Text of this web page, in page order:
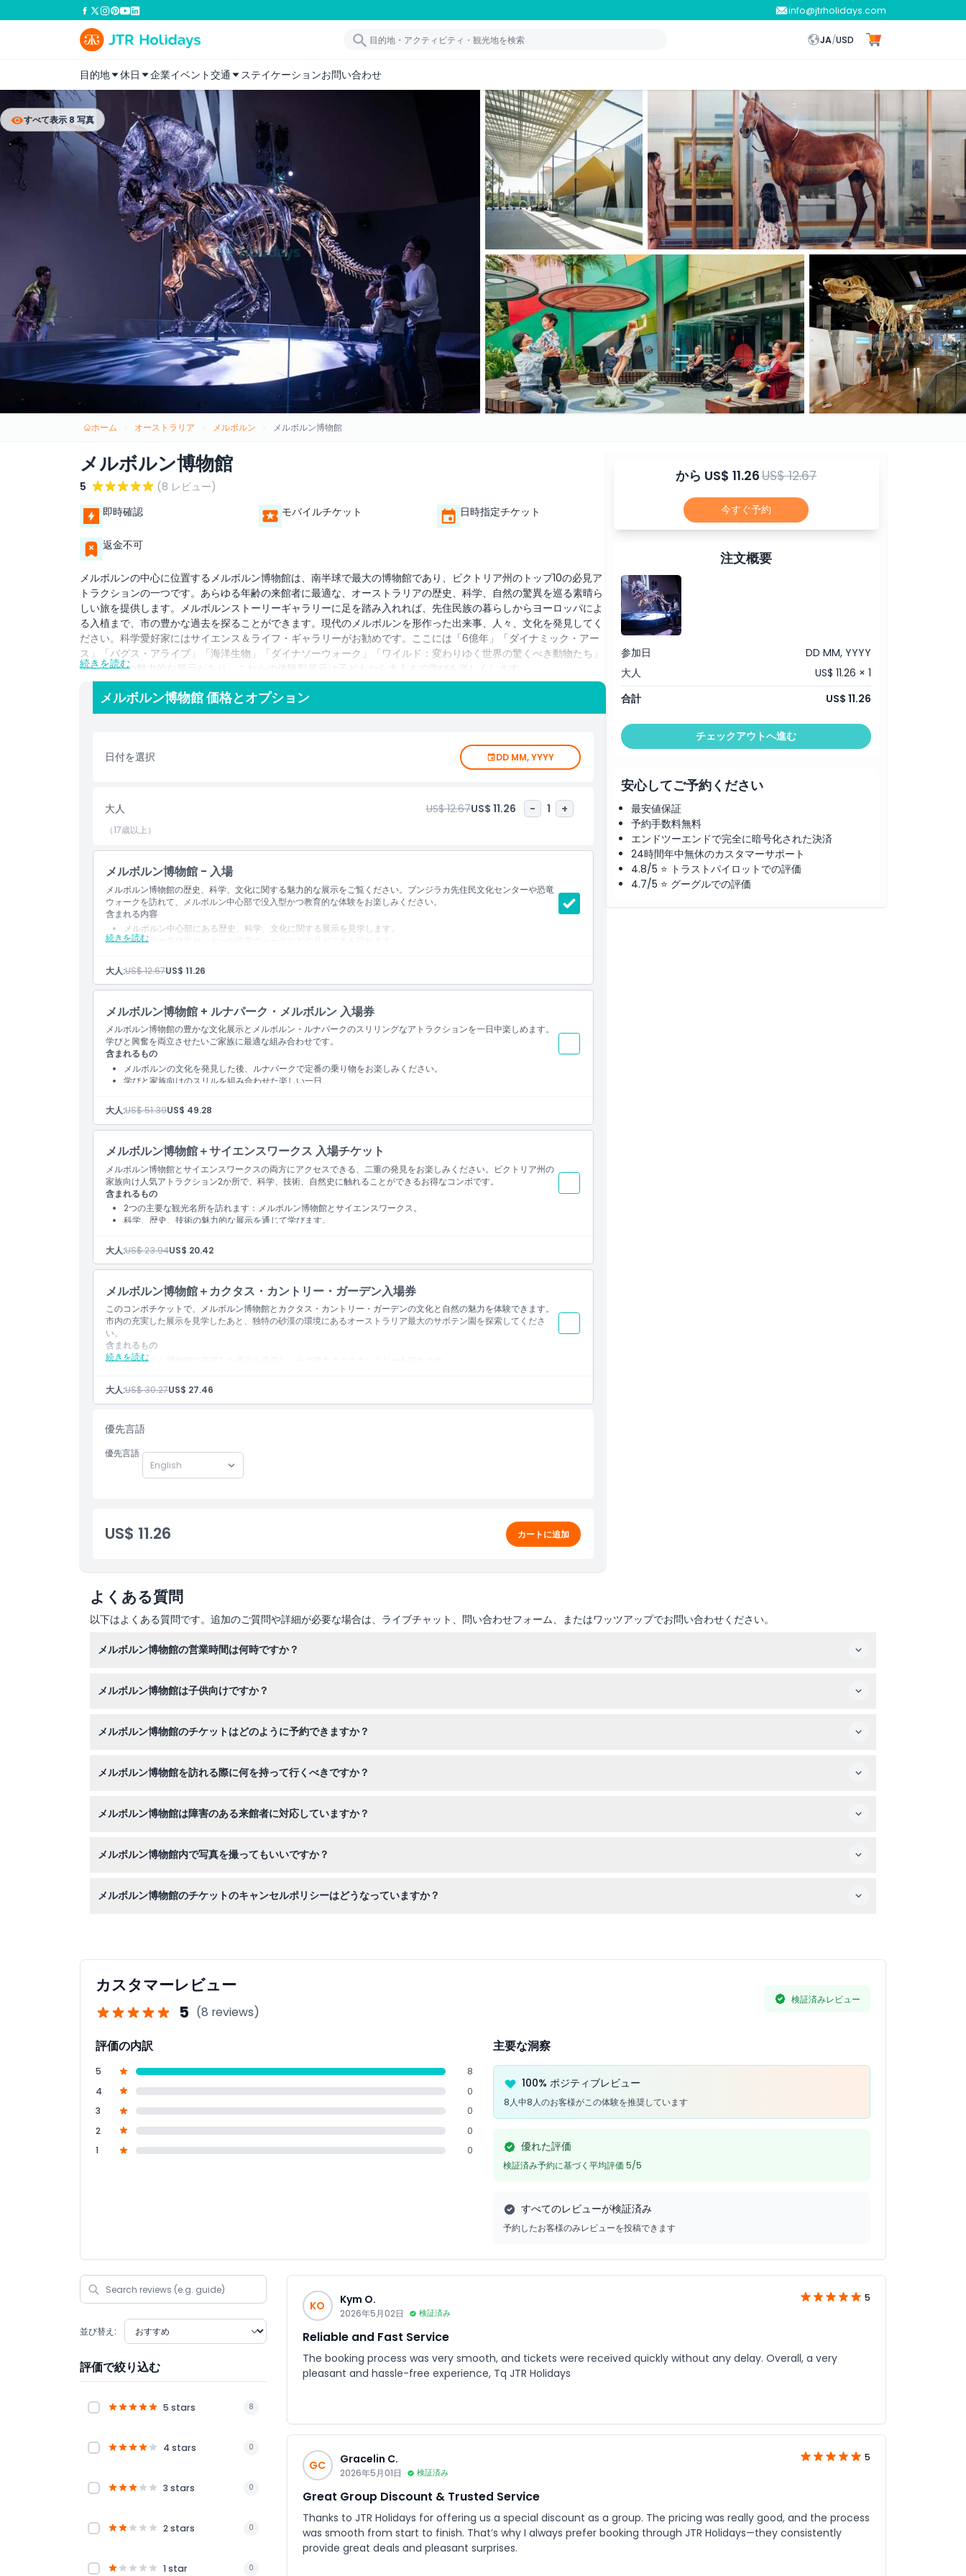
info@jtrholidays.com
JA/USD
目的地 休日 企業イベント交通 ステイケーションお問い合わせ
すべて表示 8 写真
ホーム オーストラリア メルボルン メルボルン博物館
メルボルン博物館
5
(8 レビュー)
即時確認
モバイルチケット 日時指定チケット
返金不可
メルボルンの中心に位置するメルボルン博物館は、南半球で最大の博物館であり、ビクトリア州のトップ10の必見ア
トラクションの一つです。あらゆる年齢の来館者に最適な、オーストラリアの歴史、科学、自然の驚異を巡る素晴ら
しい旅を提供します。メルボルンストーリーギャラリーに足を踏み入れれば、先住民族の暮らしからヨーロッパによ
る入植まで、市の豊かな過去を探ることができます。現代のメルボルンを形作った出来事、人々、文化を発見してく
ださい。科学愛好家にはサイエンス＆ライフ・ギャラリーがお勧めです。ここには「6億年」「ダイナミック・アー
ス」「バグス・アライブ」「海洋生物」「ダイナソーウォーク」「ワイルド：変わりゆく世界の驚くべき動物たち」
という6つの魅力的な展示があり、これらの体験型展示は子どもから大人まで学びを楽しくします。
博物館のハイライトの一つは、土地の伝統的所有者であるブーンウルン族とウォイウォルン族と共に作られたブンジ
ラカ・アボリジニ文化センターです。この没入型の空間は先住民族文化を称え、オーストラリアのファーストネーシ
含まれるもの
子供／大人ポリシー
除外事項
対象外
営業時間
注意事項
場所
行き方
引換方法
キャンセルポリシー
続きを読む
メルボルン博物館 価格とオプション
日付を選択 DD MM, YYYY
大人 US$ 12.67US$ 11.26 - 1 +
（17歳以上）
メルボルン博物館 - 入場
メルボルン博物館の歴史、科学、文化に関する魅力的な展示をご覧ください。ブンジラカ先住民文化センターや恐竜
ウォークを訪れて、メルボルン中心部で没入型かつ教育的な体験をお楽しみください。
続きを読む
含まれる内容
メルボルン中心部にある歴史、科学、文化に関する展示を見学します。
ブンジラカ先住民センターや恐竜ウォークなどの見どころを訪れます。
大人:US$ 12.67US$ 11.26
メルボルン博物館 + ルナパーク・メルボルン 入場券
メルボルン博物館の豊かな文化展示とメルボルン・ルナパークのスリリングなアトラクションを一日中楽しめます。
学びと興奮を両立させたいご家族に最適な組み合わせです。
含まれるもの
メルボルンの文化を発見した後、ルナパークで定番の乗り物をお楽しみください。
学びと家族向けのスリルを組み合わせた楽しい一日。
大人:US$ 51.39US$ 49.28
メルボルン博物館＋サイエンスワークス 入場チケット
メルボルン博物館とサイエンスワークスの両方にアクセスできる、二重の発見をお楽しみください。ビクトリア州の
家族向け人気アトラクション2か所で、科学、技術、自然史に触れることができるお得なコンボです。
含まれるもの
2つの主要な観光名所を訪れます：メルボルン博物館とサイエンスワークス。
科学、歴史、技術の魅力的な展示を通じて学びます。
大人:US$ 23.94US$ 20.42
メルボルン博物館＋カクタス・カントリー・ガーデン入場券
このコンボチケットで、メルボルン博物館とカクタス・カントリー・ガーデンの文化と自然の魅力を体験できます。
市内の充実した展示を見学したあと、独特の砂漠の環境にあるオーストラリア最大のサボテン園を探索してくださ
い。
続きを読む
含まれるもの
メルボルン博物館の充実した展示を見学し、その後カクタスカントリーを訪れます。
大人:US$ 30.27US$ 27.46
優先言語
優先言語
US$ 11.26 カートに追加
から US$ 11.26US$ 12.67
今すぐ予約
注文概要
参加日
DD MM, YYYY
大人
US$ 11.26 × 1
合計
US$ 11.26
チェックアウトへ進む
安心してご予約ください
最安値保証
予約手数料無料
エンドツーエンドで完全に暗号化された決済
24時間年中無休のカスタマーサポート
4.8/5 ⭐ トラストパイロットでの評価
4.7/5 ⭐ グーグルでの評価
よくある質問
以下はよくある質問です。追加のご質問や詳細が必要な場合は、ライブチャット、問い合わせフォーム、またはワッツアップでお問い合わせください。
メルボルン博物館の営業時間は何時ですか？
認ください）。
メルボルン博物館は子供向けですか？
メルボルン博物館のチケットはどのように予約できますか？
メルボルン博物館を訪れる際に何を持って行くべきですか？
メルボルン博物館は障害のある来館者に対応していますか？
メルボルン博物館内で写真を撮ってもいいですか？
メルボルン博物館のチケットのキャンセルポリシーはどうなっていますか？
カスタマーレビュー
5 (8 reviews)
検証済みレビュー
評価の内訳
5
8
4
0
3
0
2
0
1
0
主要な洞察
100% ポジティブレビュー
8人中8人のお客様がこの体験を推奨しています
優れた評価
検証済み予約に基づく平均評価 5/5
すべてのレビューが検証済み
予約したお客様のみレビューを投稿できます
並び替え:
評価で絞り込む
5 stars 8
4 stars 0
3 stars 0
2 stars 0
1 star 0
KO Kym O.
2026年5月02日 検証済み
5
Reliable and Fast Service
The booking process was very smooth, and tickets were received quickly without any delay. Overall, a very
pleasant and hassle-free experience, Tq JTR Holidays
GC Gracelin C.
2026年5月01日 検証済み
5
Great Group Discount & Trusted Service
Thanks to JTR Holidays for offering us a special discount as a group. The pricing was really good, and the process
was smooth from start to finish. That’s why I always prefer booking through JTR Holidays—they consistently
provide great deals and pleasant surprises.